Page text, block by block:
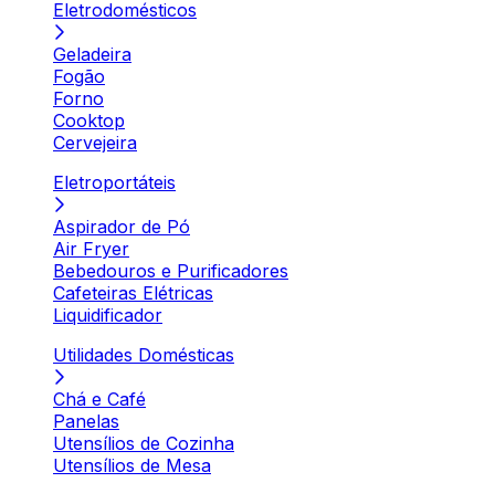
Eletrodomésticos
Geladeira
Fogão
Forno
Cooktop
Cervejeira
Eletroportáteis
Aspirador de Pó
Air Fryer
Bebedouros e Purificadores
Cafeteiras Elétricas
Liquidificador
Utilidades Domésticas
Chá e Café
Panelas
Utensílios de Cozinha
Utensílios de Mesa